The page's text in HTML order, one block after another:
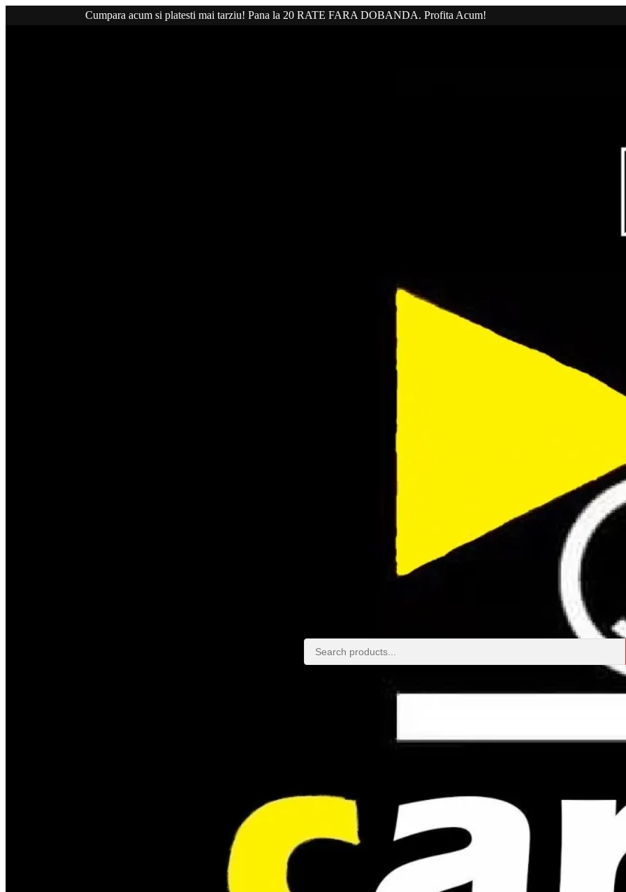
Cumpara acum si platesti mai tarziu! Pana la 20 RATE FARA DOBANDA. Profita Acum!